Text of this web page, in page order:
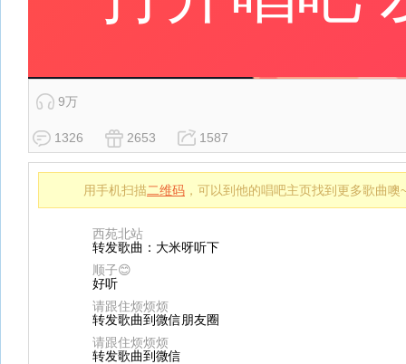
9万
1326 2653 1587
用手机扫描二维码 ，可以到他的唱吧主页找到更多歌曲噢
西苑北站
转发歌曲：大米呀听下
顺子😊
好听
请跟住烦烦烦
转发歌曲到微信朋友圈
请跟住烦烦烦
转发歌曲到微信